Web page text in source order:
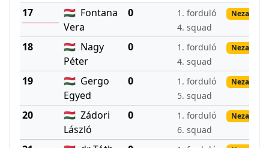
17 🇭🇺 Fontana
Vera
0
1. forduló
4. squad
18 🇭🇺 Nagy
Péter
0
1. forduló
4. squad
19 🇭🇺 Gergo
Egyed
0
1. forduló
5. squad
20 🇭🇺 Zádori
László
0
1. forduló
6. squad